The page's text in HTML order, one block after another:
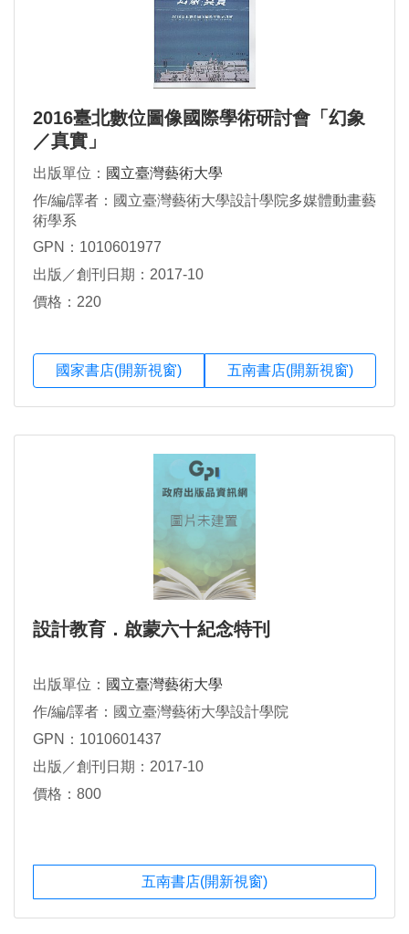
2016臺北數位圖像國際學術研討會「幻象
／真實」
出版單位： 國立臺灣藝術大學
作/編/譯者：國立臺灣藝術大學設計學院多媒體動畫藝
術學系
GPN：1010601977
出版／創刊日期：2017-10
價格：220
國家書店(開新視窗) 五南書店(開新視窗)
設計教育．啟蒙六十紀念特刊
出版單位： 國立臺灣藝術大學
作/編/譯者：國立臺灣藝術大學設計學院
GPN：1010601437
出版／創刊日期：2017-10
價格：800
五南書店(開新視窗)